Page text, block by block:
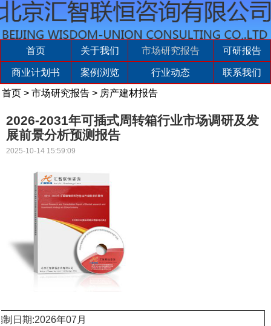
首页 关于我们 市场研究报告 可研报告
商业计划书 案例浏览 行业动态
联系我们
首页 > 市场研究报告 > 房产建材报告
2026-2031年可插式周转箱行业市场调研及发
展前景分析预测报告
2025-10-14 15:59:09
制日期:2026年07月